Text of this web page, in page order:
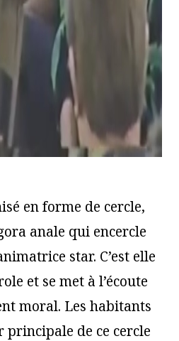
en forme de cercle,
anale qui encercle
star. C’est elle
et se met à l’écoute
moral. Les habitants
principale de ce cercle